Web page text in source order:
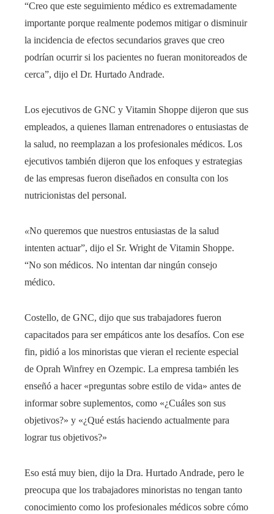
“Creo que este seguimiento médico es extremadamente
importante porque realmente podemos mitigar o disminuir
la incidencia de efectos secundarios graves que creo
podrían ocurrir si los pacientes no fueran monitoreados de
cerca”, dijo el Dr. Hurtado Andrade.
Los ejecutivos de GNC y Vitamin Shoppe dijeron que sus
empleados, a quienes llaman entrenadores o entusiastas de
la salud, no reemplazan a los profesionales médicos. Los
ejecutivos también dijeron que los enfoques y estrategias
de las empresas fueron diseñados en consulta con los
nutricionistas del personal.
«No queremos que nuestros entusiastas de la salud
intenten actuar”, dijo el Sr. Wright de Vitamin Shoppe.
“No son médicos. No intentan dar ningún consejo
médico.
Costello, de GNC, dijo que sus trabajadores fueron
capacitados para ser empáticos ante los desafíos. Con ese
fin, pidió a los minoristas que vieran el reciente especial
de Oprah Winfrey en Ozempic. La empresa también les
enseñó a hacer «preguntas sobre estilo de vida» antes de
informar sobre suplementos, como «¿Cuáles son sus
objetivos?» y «¿Qué estás haciendo actualmente para
lograr tus objetivos?»
Eso está muy bien, dijo la Dra. Hurtado Andrade, pero le
preocupa que los trabajadores minoristas no tengan tanto
conocimiento como los profesionales médicos sobre cómo